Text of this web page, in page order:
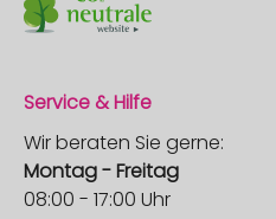
Service & Hilfe
Wir beraten Sie gerne:
Montag - Freitag
08:00 - 17:00 Uhr